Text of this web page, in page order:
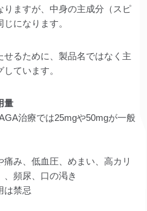
ますが、中身の主成分（スピ
になります。
るために、製品名ではなく主
ています。
量
治療では25mgや50mgが一般
痛み、低血圧、めまい、高カリ
、頻尿、口の渇き
は禁忌